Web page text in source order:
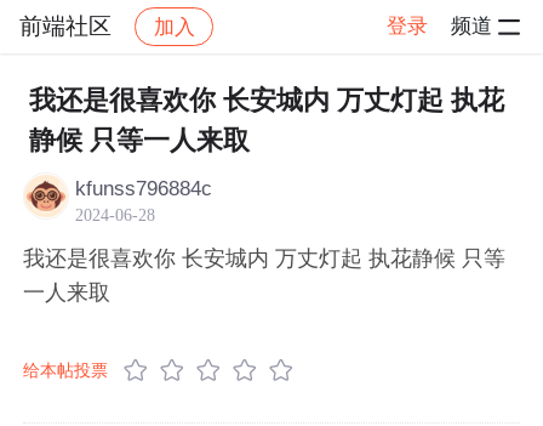
前端社区 加入 登录 频道
社区 前端社区 感慨 帖子详情
我还是很喜欢你 长安城内 万丈灯起 执花
静候 只等一人来取
kfunss796884c
2024-06-28
我还是很喜欢你 长安城内 万丈灯起 执花静候 只等
一人来取
给本帖投票